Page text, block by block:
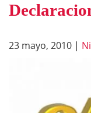
23 mayo, 2010 |